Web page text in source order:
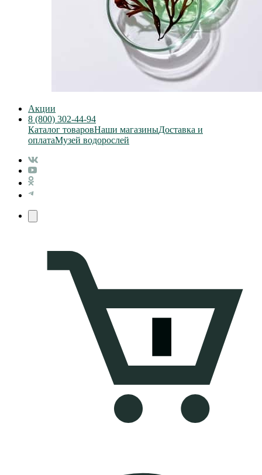
Акции
8 (800) 302-44-94
Каталог товаровНаши магазиныДоставка и
оплатаМузей водорослей